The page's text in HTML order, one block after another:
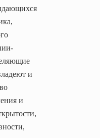
и
и